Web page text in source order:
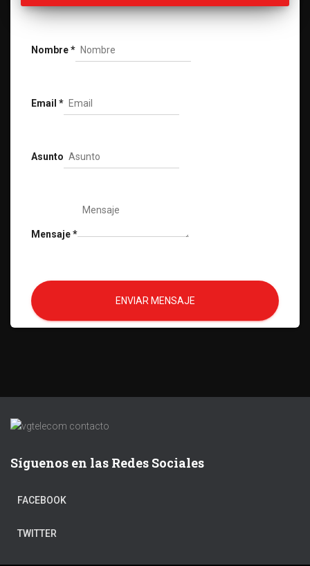
Nombre*
Email *
Asunto
Mensaje*
ENVIAR MENSAJE
Síguenos en las Redes Sociales
FACEBOOK
TWITTER